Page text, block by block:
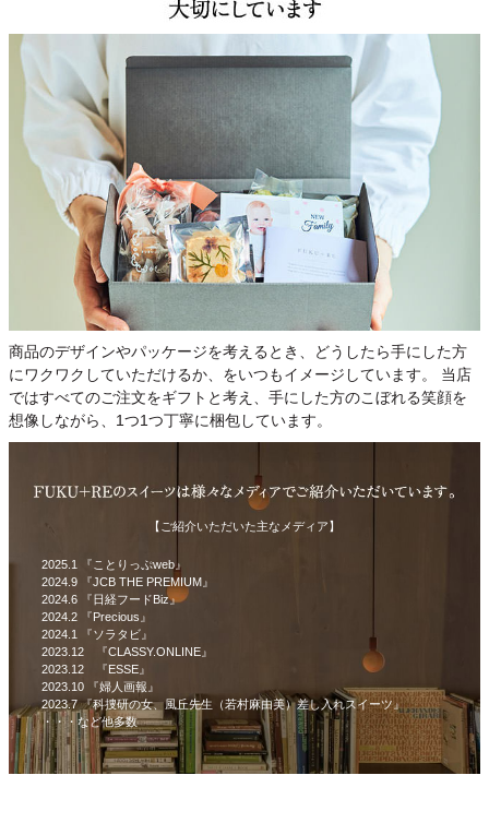
商品のデザインやパッケージを考えるとき、どうしたら手にした方
にワクワクしていただけるか、をいつもイメージしています。 当店
ではすべてのご注文をギフトと考え、手にした方のこぼれる笑顔を
想像しながら、1つ1つ丁寧に梱包しています。
【ご紹介いただいた主なメディア】
2025.1 『ことりっぷweb』
2024.9 『JCB THE PREMIUM』
2024.6 『日経フードBiz』
2024.2 『Precious』
2024.1 『ソラタビ』
2023.12 『CLASSY.ONLINE』
2023.12 『ESSE』
2023.10 『婦人画報』
2023.7 『科捜研の女、風丘先生（若村麻由美）差し入れスイーツ』
・・・など他多数